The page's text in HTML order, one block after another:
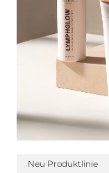
Neu Produktlinie